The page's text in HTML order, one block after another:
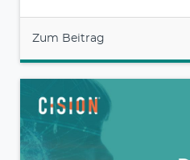
Zum Beitrag